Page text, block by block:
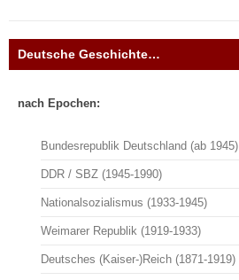
Deutsche Geschichte…
nach Epochen:
Bundesrepublik Deutschland (ab 1945)
DDR / SBZ (1945-1990)
Nationalsozialismus (1933-1945)
Weimarer Republik (1919-1933)
Deutsches (Kaiser-)Reich (1871-1919)